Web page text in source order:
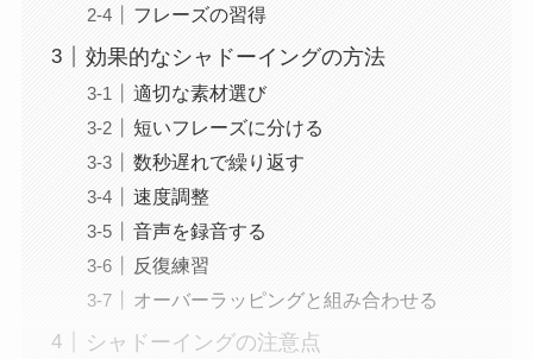
フレーズの習得
効果的なシャドーイングの方法
適切な素材選び
短いフレーズに分ける
数秒遅れで繰り返す
速度調整
音声を録音する
反復練習
オーバーラッピングと組み合わせる
シャドーイングの注意点